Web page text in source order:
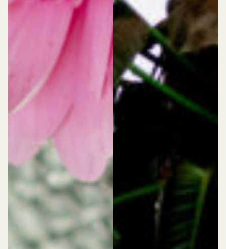
Particuliere events
Vieren
High tea
Babyshower
Borrel
Diner
Speciale
momenten
Babyshower
Huwelijksdag
Uitvaart
Online bestellen
Dudok Patisserie Rotterdam CS
Dudok Patisserie Utrecht CS
Dudok Patisserie Leiden CS
Dudok Patisserie Den Haag CS
Dudok Patisserie Arnhem
Dudok Patisserie Berkel en Rodenrijs
Dudok Patisserie Den Haag Hofweg
Dudok Patisserie Rotterdam Meent